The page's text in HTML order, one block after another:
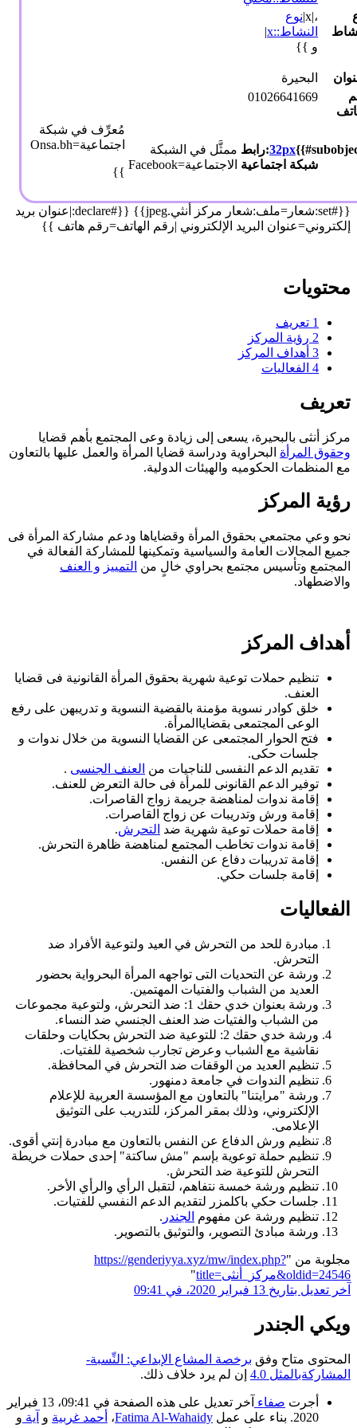
،|x|
نوع
النشاط::x |
و }}
البحيرة
01026641669
32px{{#subobject:رابط
شبكة اجتماعية
ممثَّل في الشبكة
الاجتماعية=Facebook
مُعرِّف في شبكة
اجتماعية=Onsa.bh
}}
{{#set:شعار=ملف:شعار مركز أنثي.jpeg}} {{#declare:|عنوان بريد
إلكتروني=عنوان البريد الإلكتروني |رقم الهاتف=رقم هاتف }}
محتويات
1 تعريف
2 رؤية المركز
3 أهداف المركز
4 الفعاليات
تعريف
مركز أنثى بالبحيرة، يسعى إلى زيادة وعى المجتمع بأهم قضايا
وحقوق المرأة البحراوية ودراسة قضايا المرأة والعمل عليها بالتعاون
مع المنظمات الحكوميه والهيئات الدولية.
رؤية المركز
نحو وعي مجتمعي بحقوق المرأة وقضاياها ودعم مشاركة المرأة فى
جميع المجالات العامة والسياسية وتمكينها للمشاركة الفعالة في
المجتمع وتأسيس مجتمع بحراوي خالٍ من التمييز و العنف
والاضطهاد.
أهداف المركز
تنظيم حملات توعية شهرية بحقوق المرأة القانونية فى قضايا
العنف.
خلق كوادر نسوية مؤمنة بالقضية النسوية و تدريبهن على رفع
الوعى المجتمعى بقضاياالمرأة.
فتح الحوار المجتمعى عن القضايا النسوية من خلال ندوات و
جلسات حكى.
تقديم الدعم النفسى للناجيات من العنف الجنسى .
توفير الدعم القانونى للمرأة فى حالة التعرض للعنف.
إقامة ندوات لمناهضة جريمة زواج القاصرات.
إقامة ورش وتدريبات عن زواج القاصرات.
إقامة حملات توعية شهرية ضد التحرش.
إقامة ندوات تخاطب المجتمع لمناهضة ظاهرة التحرش.
إقامة تدريبات دفاع عن النفس.
إقامة جلسات حكي.
الفعاليات
مبادرة للحد من التحرش في العيد ولتوعية الأفراد ضد
التحرش.
ورشة عن التحديات التى تواجهه المرأة البحرواية بحضور
العديد من الشباب والفتيات المهتمين.
ورشة بعنوان خدي حقك 1: ضد التحرش، ولتوعية مجموعات
من الشباب والفتيات ضد العنف الجنسي ضد النساء.
ورشة خدي حقك 2: للتوعية ضد التحرش بحكايات وحلقات
نقاشية مع الشباب وعرض تجارب شخصية للفتيات.
تنظيم العديد من الوقفات ضد التحرش في المحافظة.
تنظيم الندوات في جامعة دمنهور.
ورشة "مرايتنا" بالتعاون مع المؤسسة العربية للإعلام
الإلكتروني، وذلك بمقر المركز، للتدريب على التوثيق
الإعلامى.
تنظيم ورش الدفاع عن النفس بالتعاون مع مبادرة إنتي أقوى.
تنظيم حملة توعوية بإسم "مش ساكتة" إحدى حملات خريطة
التحرش للتوعية ضد التحرش.
تنظيم ورشة خمسة نتفاهم، لتقبل الرأي والرأي الأخر.
جلسات حكي باكلمزر لتقديم الدعم النفسي للفتيات.
تنظيم ورشة عن مفهوم الجندر .
ورشة مبادئ التصوير، والتوثيق بالتصوير.
مجلوبة من "https://genderiyya.xyz/mw/index.php?
title=مركز_أنثى&oldid=24546
"
آخر تعديل بتاريخ 13 فبراير 2020، في 09:41
ويكي الجندر
المحتوى متاح وفق برخصة المشاع الإبداعي: النِّسبة-
المشاركةبالمثل 4.0
إن لم يرد خلاف ذلك.
أجرت صفاء
آخر تعديل على هذه الصفحة في 09:41، 13 فبراير
2020. بناء على عمل
Fatima Al-Wahaidy، أحمد غربية و آية و